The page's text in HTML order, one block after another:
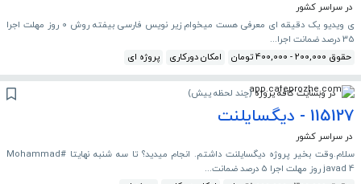
در سراسر کشور
ی ویدیو یک دقیقه ای معرفی هست میخوام زیر نویس فارسی بیفته روش 0 روز مهلت اجرا
35 درصد ضمانت اجرا...
حقوق 200,000 - 400,000 تومان
امکان دورکاری پروژه ای
در وبسایت کافه پروژه (چند لحظه پیش)
115127 - دیگسایلنت
در سراسر کشور
سلام.وقت بخیر پروژه دیگسایلنت داشتم. انجام میدید؟ تا سه شنبه نهایتا #Mohammad
javad 4 روز مهلت اجرا 5 درصد ضمانت...